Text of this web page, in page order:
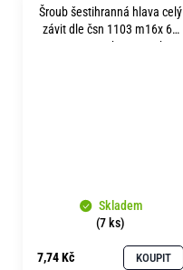
Šroub šestihranná hlava celý
závit dle čsn 1103 m16x 65
pevnost 5.8 bez povrchu
Skladem
(7 ks)
7,74 Kč KOUPIT